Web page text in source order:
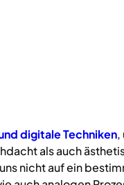
digitaleTechniken,
als auch
nicht auf ein